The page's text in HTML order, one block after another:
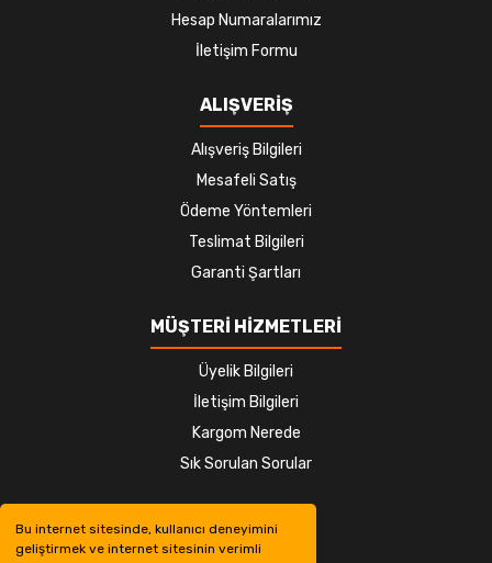
Bu internet sitesinde, kullanıcı deneyimini
geliştirmek ve internet sitesinin verimli
Hesap Numaralarımız
İletişim Formu
ALIŞVERİŞ
Alışveriş Bilgileri
Mesafeli Satış
Ödeme Yöntemleri
Teslimat Bilgileri
Garanti Şartları
MÜŞTERİ HİZMETLERİ
Üyelik Bilgileri
İletişim Bilgileri
Kargom Nerede
Sık Sorulan Sorular